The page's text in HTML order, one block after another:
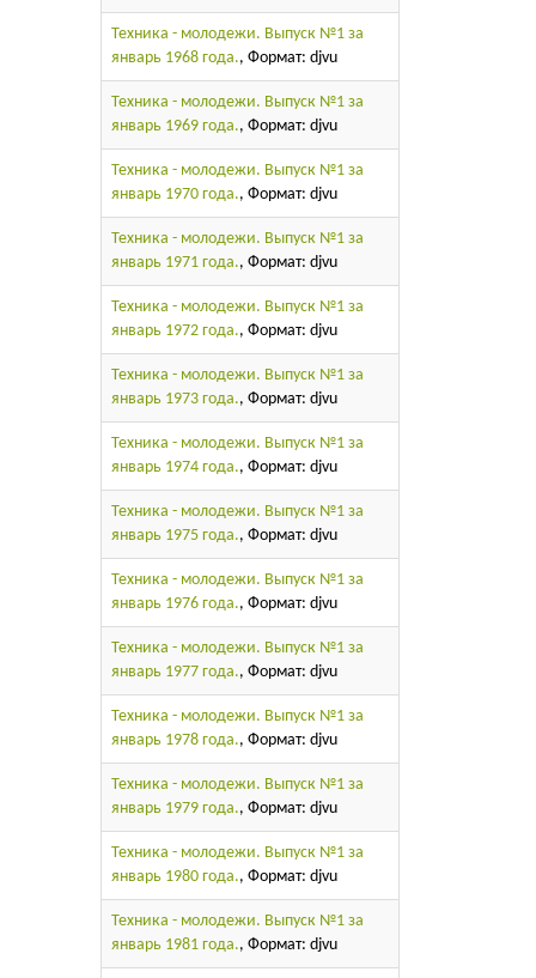
Техника - молодежи. Выпуск №1 за
январь 1968 года., Формат: djvu
Техника - молодежи. Выпуск №1 за
январь 1969 года., Формат: djvu
Техника - молодежи. Выпуск №1 за
январь 1970 года., Формат: djvu
Техника - молодежи. Выпуск №1 за
январь 1971 года., Формат: djvu
Техника - молодежи. Выпуск №1 за
январь 1972 года., Формат: djvu
Техника - молодежи. Выпуск №1 за
январь 1973 года., Формат: djvu
Техника - молодежи. Выпуск №1 за
январь 1974 года., Формат: djvu
Техника - молодежи. Выпуск №1 за
январь 1975 года., Формат: djvu
Техника - молодежи. Выпуск №1 за
январь 1976 года., Формат: djvu
Техника - молодежи. Выпуск №1 за
январь 1977 года., Формат: djvu
Техника - молодежи. Выпуск №1 за
январь 1978 года., Формат: djvu
Техника - молодежи. Выпуск №1 за
январь 1979 года., Формат: djvu
Техника - молодежи. Выпуск №1 за
январь 1980 года., Формат: djvu
Техника - молодежи. Выпуск №1 за
январь 1981 года., Формат: djvu